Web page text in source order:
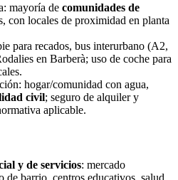
mayoría de comunidades de
con locales de proximidad en planta
para recados, bus interurbano (A2,
en Barberà; uso de coche para
hogar/comunidad con agua,
civil; seguro de alquiler y
aplicable.
y de servicios: mercado
de barrio, centros educativos, salud